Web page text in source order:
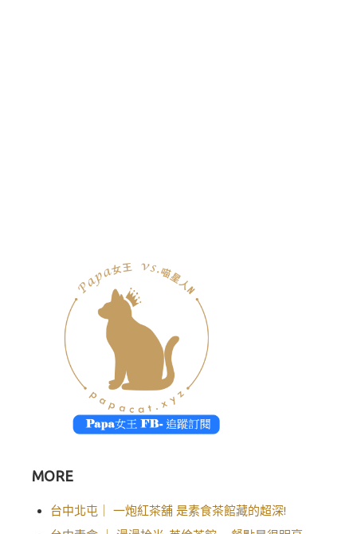
MORE
台中北屯｜ 一炮紅茶舖 是素食茶館藏的超深!